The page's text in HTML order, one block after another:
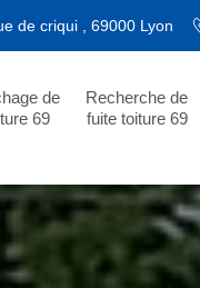
de criqui , 69000 Lyon
de
69
Recherche de
fuite toiture 69